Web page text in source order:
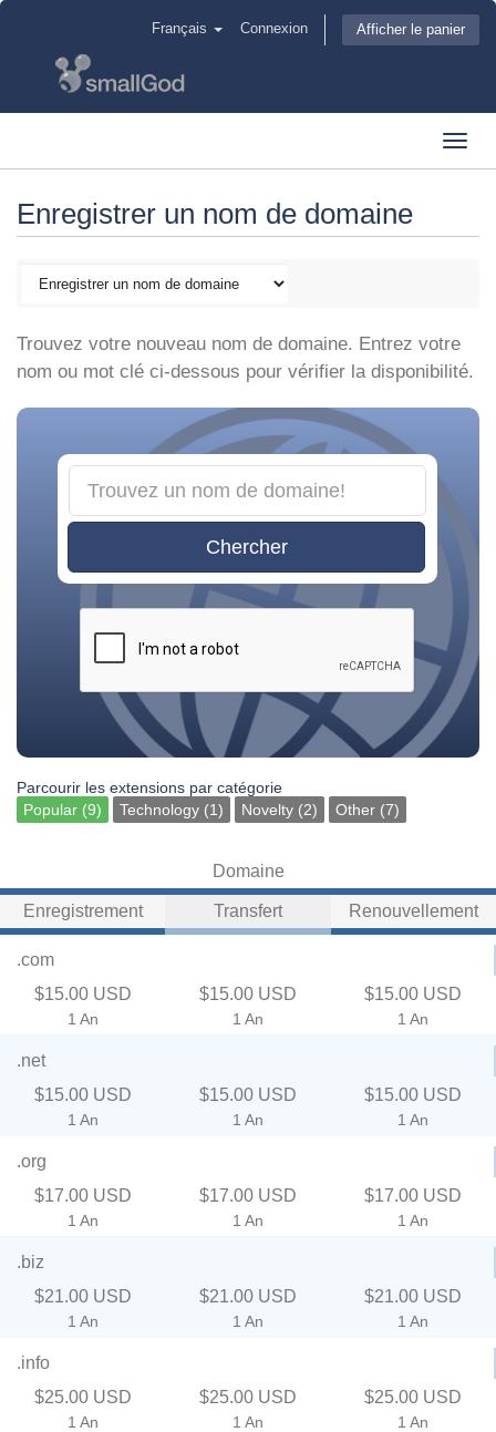
Français Connexion Afficher le panier
Enregistrer un nom de domaine
Trouvez votre nouveau nom de domaine. Entrez votre
nom ou mot clé ci-dessous pour vérifier la disponibilité.
Chercher
Parcourir les extensions par catégorie
Popular (9)
Technology (1) Novelty (2) Other (7)
Domaine
Enregistrement Transfert Renouvellement
.com
$15.00 USD
1 An
$15.00 USD
1 An
$15.00 USD
1 An
.net
$15.00 USD
1 An
$15.00 USD
1 An
$15.00 USD
1 An
.org
$17.00 USD
1 An
$17.00 USD
1 An
$17.00 USD
1 An
.biz
$21.00 USD
1 An
$21.00 USD
1 An
$21.00 USD
1 An
.info
$25.00 USD
1 An
$25.00 USD
1 An
$25.00 USD
1 An